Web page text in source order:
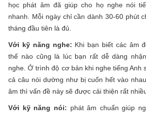
học phát âm đã giúp cho họ nghe nói
nhanh. Mỗi ngày chỉ cần dành 30-60 phút
tháng đầu tiên là đủ.
Với kỹ năng nghe: Khi bạn biết các âm
thế nào cũng là lúc bạn rất dễ dàng
nghe. Ở trình độ cơ bản khi nghe tiếng Anh
cả câu nói dường như bị cuốn hết vào
âm thì vấn đề này sẽ được cải thiện rất
Với kỹ năng nói: phát âm chuẩn giúp